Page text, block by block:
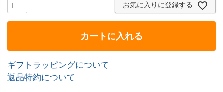
お気に入りに登録する
カートに入れる
ギフトラッピングについて
返品特約について